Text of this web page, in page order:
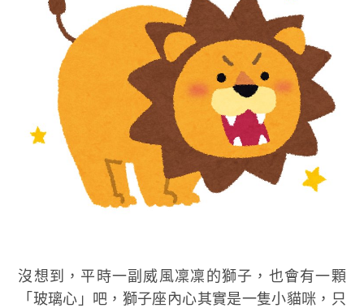
沒想到，平時一副威風凜凜的獅子，也會有一顆
「玻璃心」吧，獅子座內心其實是一隻小貓咪，只